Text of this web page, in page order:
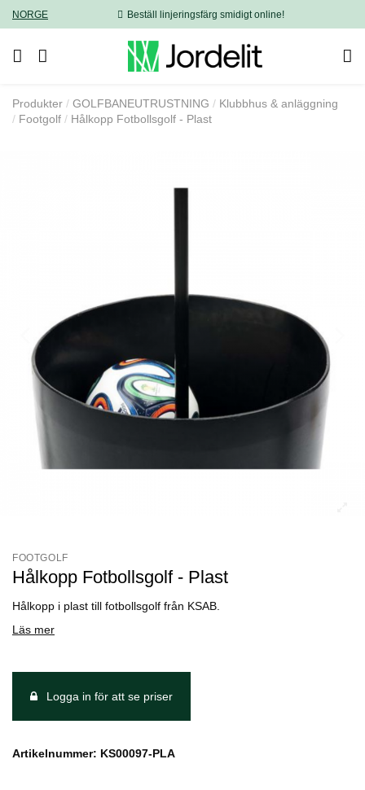
NORGE Beställ linjeringsfärg smidigt online!
Produkter GOLFBANEUTRUSTNING
Klubbhus & anläggning
Footgolf
Hålkopp Fotbollsgolf - Plast
FOOTGOLF
Hålkopp Fotbollsgolf - Plast
Hålkopp i plast till fotbollsgolf från KSAB.
Läs mer
Logga in för att se priser
Artikelnummer: KS00097-PLA